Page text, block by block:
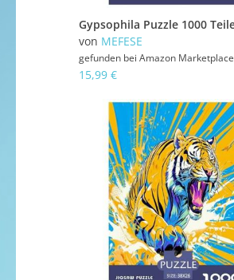
von MEFESE
gefunden bei Amazon Marketplace
15,99 €